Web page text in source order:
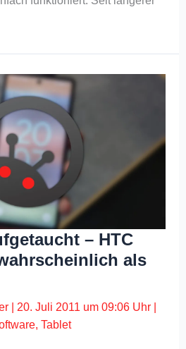
– HTC
als
20. Juli 2011 um 09:06 Uhr
,Tablet